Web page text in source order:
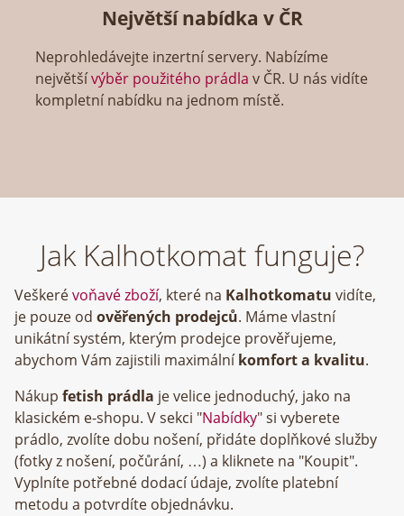
Největší nabídka v ČR
Neprohledávejte inzertní servery. Nabízíme
největšívýběr použitého prádla v ČR. U nás vidíte
kompletní nabídku na jednom místě.
Jak Kalhotkomat funguje?
Veškerévoňavé zboží, které na Kalhotkomatu vidíte,
je pouze od ověřených prodejců. Máme vlastní
unikátní systém, kterým prodejce prověřujeme,
abychom Vám zajistili maximálníkomfort a kvalitu.
Nákup fetish prádla je velice jednoduchý, jako na
klasickém e-shopu. V sekci "Nabídky" si vyberete
prádlo, zvolíte dobu nošení, přidáte doplňkové služby
(fotky z nošení, počůrání, …) a kliknete na "Koupit".
Vyplníte potřebné dodací údaje, zvolíte platební
metodu a potvrdíte objednávku.